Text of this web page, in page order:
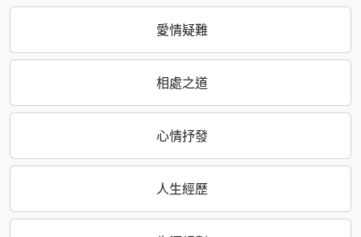
愛情疑難
相處之道
心情抒發
人生經歷